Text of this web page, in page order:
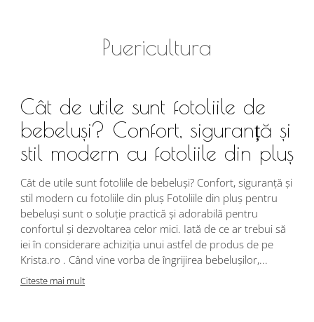
Puericultura
Cât de utile sunt fotoliile de
bebeluși? Confort, siguranță și
stil modern cu fotoliile din pluș
Cât de utile sunt fotoliile de bebeluși? Confort, siguranță și
stil modern cu fotoliile din pluș Fotoliile din pluș pentru
bebeluși sunt o soluție practică și adorabilă pentru
confortul și dezvoltarea celor mici. Iată de ce ar trebui să
iei în considerare achiziția unui astfel de produs de pe
Krista.ro . Când vine vorba de îngrijirea bebelușilor,...
Citeste mai mult